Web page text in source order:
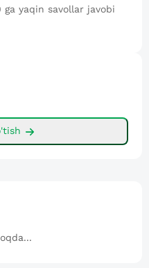
yaqin savollar javobi